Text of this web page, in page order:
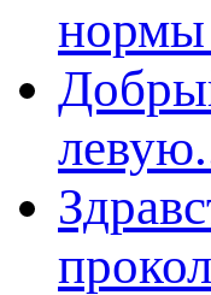
нормы